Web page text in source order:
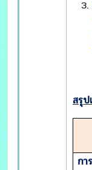
สรุป
กา